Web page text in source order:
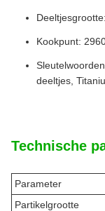
Kookpunt:
deeltjes,
Technische
Parameter
Partikelgrootte